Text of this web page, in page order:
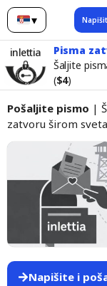
▾
Srpski
inlettia
Pisma
Šaljite
($4)
Pošaljite pismo |
zatvoru širom sveta
Napišite i